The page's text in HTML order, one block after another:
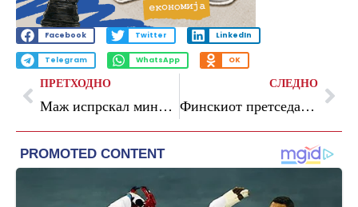
Facebook Twitter LinkedIn
Telegram WhatsApp OK
ПРЕТХОДНО
Маж испрскал минувачи со непозната супстанца, едно лице завршило во болница во Токио
СЛЕДНО
Финскиот претседател е подготвен да преговара со Русија во име на ЕУ